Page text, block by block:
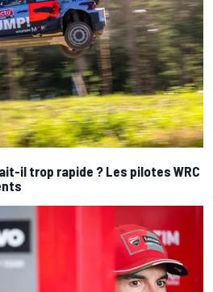
il trop rapide ? Les pilotes WRC